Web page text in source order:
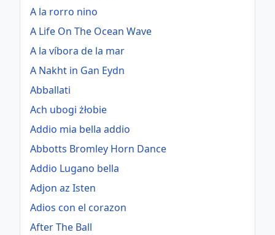
A la rorro nino
A Life On The Ocean Wave
A la víbora de la mar
A Nakht in Gan Eydn
Abballati
Ach ubogi żłobie
Addio mia bella addio
Abbotts Bromley Horn Dance
Addio Lugano bella
Adjon az Isten
Adios con el corazon
After The Ball